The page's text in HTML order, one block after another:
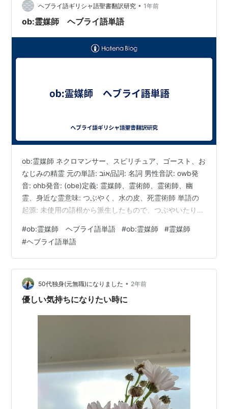
ている人の心を助けたり、亡くなった人の思いを伝えた
りするために生まれたお仕事なのよ〜！今日はそんな
ヘブライ語ギリシャ語聖書翻訳研究 • 1年前
ob:霊媒師 ヘブライ語単語
ob:霊媒師 ネクロマンサー、スピリチュア、ゴースト、お
なじみの精霊 元の単語: אוֹב品詞: 名詞 男性音訳: owb発
音: ohb発音: (obe)定義: 霊媒師、霊術師、霊術師、幽
霊、身近な霊意味: つぶやく、水の皮、死霊術師 単語の
起源: 未使用の語根から派生したもので、つぶやいたり、
シャ語/ヘブライ語のエントリ: - G1139 (δαιμονίζομαι,
daimonizomai): 悪魔に取り憑かれている、または悪魔の
影響を受けること。 - G4151 (πνεῦμα, pneuma):スピリ
ットは、スピリチュアルな存在や影…
#ob:霊媒師 ヘブライ語単語 #ob:霊媒師 #霊媒師
#ヘブライ語単語
50代独身(元無職)になりました • 2年前
優しい気持ちになりたい時に